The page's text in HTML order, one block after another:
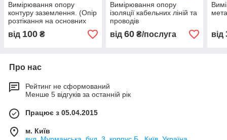
Вимірювання опору
контуру заземлення. (Опір
розтікання на основних
заземлювачах)
від 100 ₴
Вимірювання опору
ізоляції кабельних ліній та
проводів
від 60₴/послуга від
Про нас
Рейтинг не сформований
Менше 5 відгуків за останній рік
Працює з 05.04.2015
м. Київ